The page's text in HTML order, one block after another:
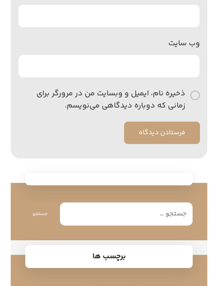
وب‌ سایت
ذخیره نام، ایمیل و وبسایت من در مرورگر برای
زمانی که دوباره دیدگاهی می‌نویسم.
فرستادن دیدگاه
جستجو
برچسب ها